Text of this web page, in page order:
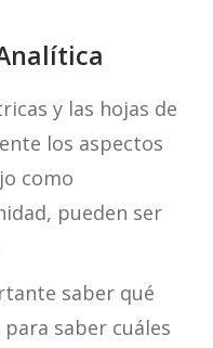
y las hojas de
los aspectos
como
pueden ser
saber qué
saber cuáles